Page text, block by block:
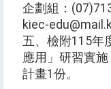
企劃組：
kiec-
五、檢附115年
應用」研習實施
計畫1份。